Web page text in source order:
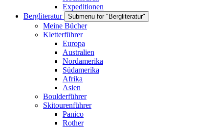
Expeditionen
Bergliteratur
Submenu for "Bergliteratur"
Meine Bücher
Kletterführer
Europa
Australien
Nordamerika
Südamerika
Afrika
Asien
Boulderführer
Skitourenführer
Panico
Rother